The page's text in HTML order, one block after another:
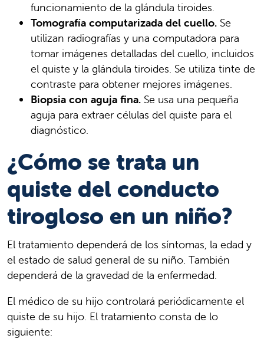
funcionamiento de la glándula tiroides.
Tomografía computarizada del cuello. Se
utilizan radiografías y una computadora para
tomar imágenes detalladas del cuello, incluidos
el quiste y la glándula tiroides. Se utiliza tinte de
contraste para obtener mejores imágenes.
Biopsia con aguja fina. Se usa una pequeña
aguja para extraer células del quiste para el
diagnóstico.
¿Cómo se trata un
quiste del conducto
tirogloso en un niño?
El tratamiento dependerá de los síntomas, la edad y
el estado de salud general de su niño. También
dependerá de la gravedad de la enfermedad.
El médico de su hijo controlará periódicamente el
quiste de su hijo. El tratamiento consta de lo
siguiente: